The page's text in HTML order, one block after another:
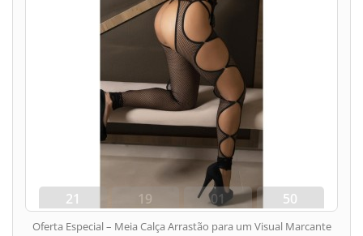
21
dias
19
hora
01
min
49
seg
Oferta Especial – Meia Calça Arrastão para um Visual Marcante